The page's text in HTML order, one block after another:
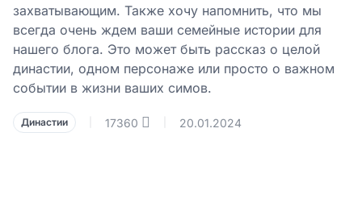
захватывающим. Также хочу напомнить, что мы
всегда очень ждем ваши семейные истории для
нашего блога. Это может быть рассказ о целой
династии, одном персонаже или просто о важном
событии в жизни ваших симов.
Династии 17360 20.01.2024